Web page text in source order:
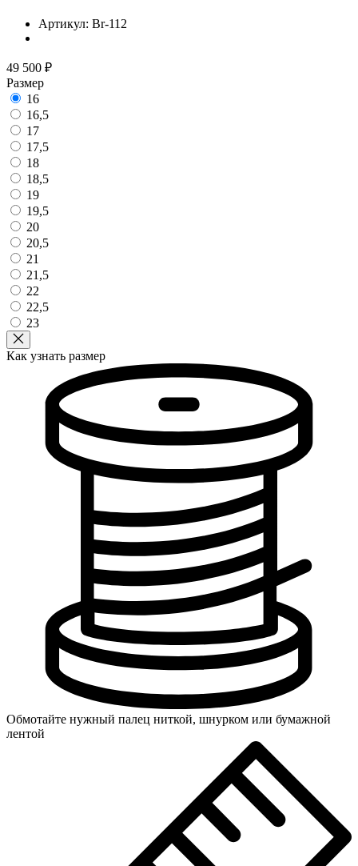
Артикул: Br-112
49 500 ₽
Размер
16
16,5
17
17,5
18
18,5
19
19,5
20
20,5
21
21,5
22
22,5
23
Как узнать размер
Обмотайте нужный палец ниткой, шнурком или бумажной
лентой